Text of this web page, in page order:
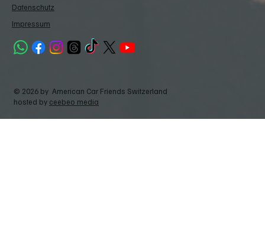
Datenschutz
Impressum
© 2026 by American Car Friends Switzerland
hosted by ceebeo media